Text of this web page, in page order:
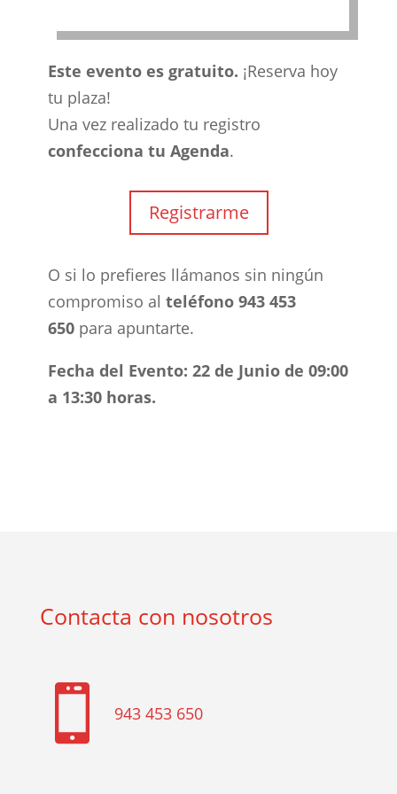
Este evento es gratuito. ¡Reserva hoy
tu plaza!
Una vez realizado tu registro
confecciona tu Agenda.
Registrarme
O si lo prefieres llámanos sin ningún
compromiso al teléfono 943 453
650 para apuntarte.
Fecha del Evento: 22 de Junio de 09:00
a 13:30 horas.
Contacta con nosotros
 943 453 650